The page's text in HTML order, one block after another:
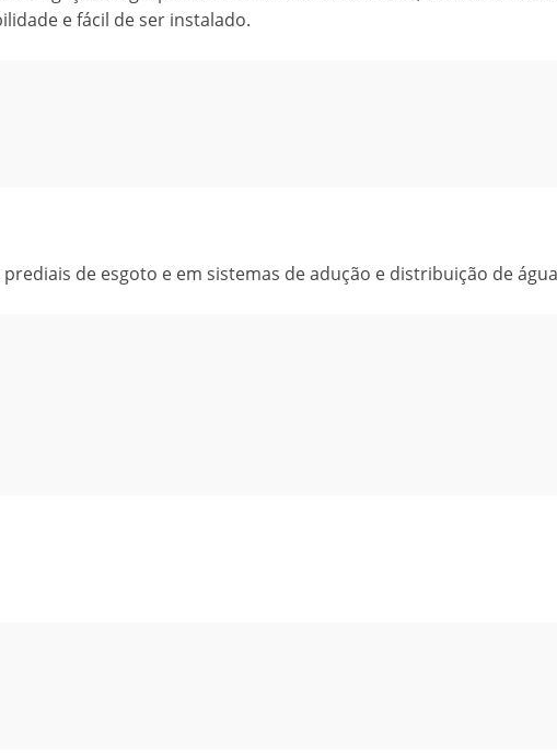
e fácil de ser instalado.
de esgoto e em sistemas de adução e distribuição de